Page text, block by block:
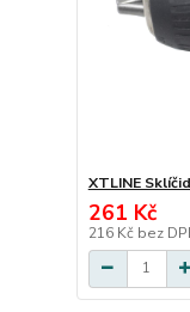
XTLINE
261 Kč
216 Kč bez